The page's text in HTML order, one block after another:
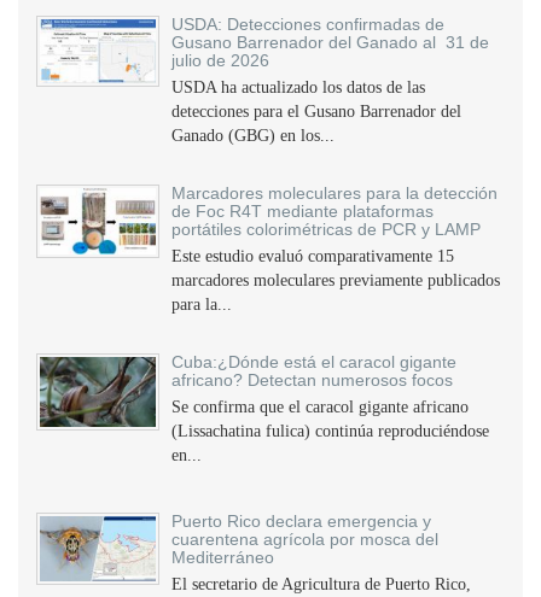
USDA: Detecciones confirmadas de
Gusano Barrenador del Ganado al 31 de
julio de 2026
USDA ha actualizado los datos de las
detecciones para el Gusano Barrenador del
Ganado (GBG) en los...
Marcadores moleculares para la detección
de Foc R4T mediante plataformas
portátiles colorimétricas de PCR y LAMP
Este estudio evaluó comparativamente 15
marcadores moleculares previamente publicados
para la...
Cuba:¿Dónde está el caracol gigante
africano? Detectan numerosos focos
Se confirma que el caracol gigante africano
(Lissachatina fulica) continúa reproduciéndose
en...
Puerto Rico declara emergencia y
cuarentena agrícola por mosca del
Mediterráneo
El secretario de Agricultura de Puerto Rico,